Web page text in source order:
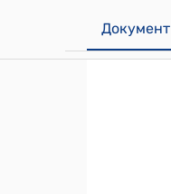
Документ